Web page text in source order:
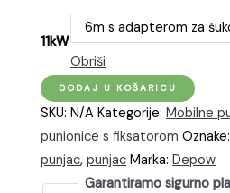
11kW
6m s adapterom za
Obriši
dé
Trofazna
mobilna
punionica
DODAJ U KOŠARICU
SKU:N/A Kategorije:Mobilne
punionice s fiksatorom
punjac,punjac Marka:Depow
Garantiramo sigurno